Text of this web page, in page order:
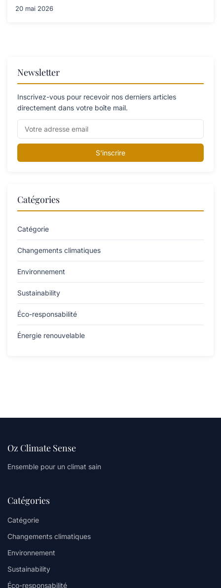
20 mai 2026
Newsletter
Inscrivez-vous pour recevoir nos derniers articles
directement dans votre boîte mail.
S'inscrire
Catégories
Catégorie
Changements climatiques
Environnement
Sustainability
Éco-responsabilité
Énergie renouvelable
Oz Climate Sense
Ensemble pour un climat sain
Catégories
Catégorie
Changements climatiques
Environnement
Sustainability
Éco-responsabilité